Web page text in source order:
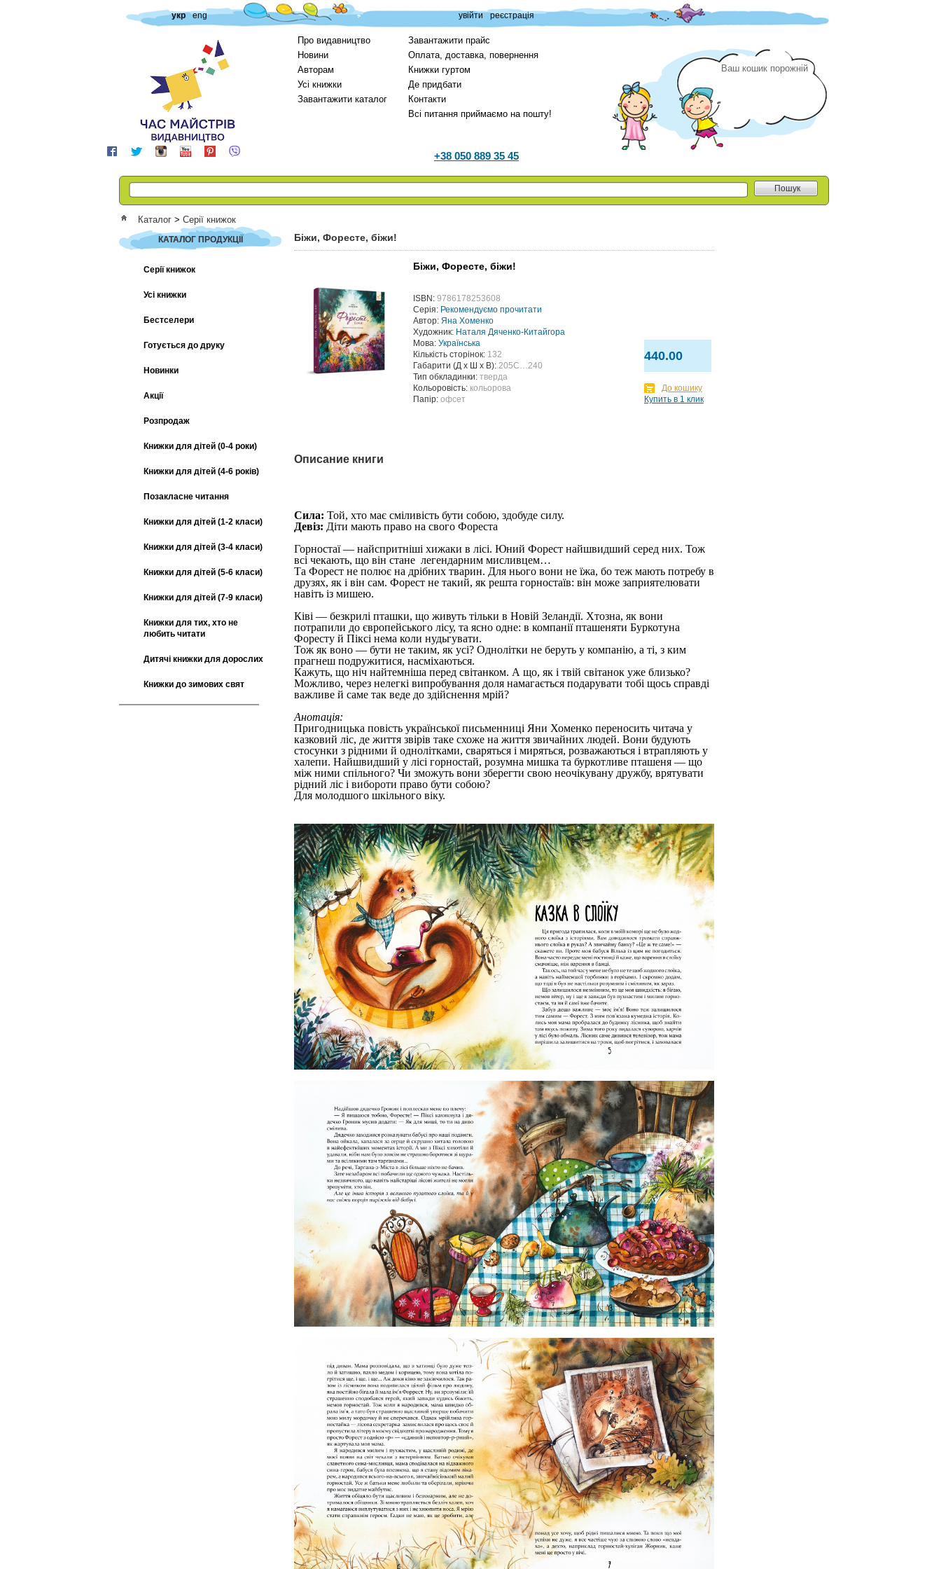
укр eng увійти реєстрація
Ваш кошик порожній
Про видавництво
Новини
Авторам
Усі книжки
Завантажити каталог
Завантажити прайс
Оплата, доставка, повернення
Книжки гуртом
Де придбати
Контакти
Всі питання приймаємо на пошту!
+38 050 889 35 45
Пошук
Каталог > Серії книжок
КАТАЛОГ ПРОДУКЦІЇ
Серії книжок
Усі книжки
Бестселери
Готується до друку
Новинки
Акції
Розпродаж
Книжки для дітей (0-4 роки)
Книжки для дітей (4-6 років)
Позакласне читання
Книжки для дітей (1-2 класи)
Книжки для дітей (3-4 класи)
Книжки для дітей (5-6 класи)
Книжки для дітей (7-9 класи)
Книжки для тих, хто не
любить читати
Дитячі книжки для дорослих
Книжки до зимових свят
Біжи, Форесте, біжи!
Біжи, Форесте, біжи!
ISBN: 9786178253608
Серія: Рекомендуємо прочитати
Автор: Яна Хоменко
Художник: Наталя Дяченко-Китайгора
Мова: Українська
Кількість сторінок: 132
Габарити (Д х Ш х В): 205С…240
Тип обкладинки: тверда
Кольоровість: кольорова
Папір: офсет
440.00
До кошику
Купить в 1 клик
Описание книги
Сила: Той, хто має сміливість бути собою, здобуде силу.
Девіз: Діти мають право на свого Фореста
Горностаї — найспритніші хижаки в лісі. Юний Форест найшвидший серед них. Тож
всі чекають, що він стане легендарним мисливцем…
Та Форест не полює на дрібних тварин. Для нього вони не їжа, бо теж мають потребу в
друзях, як і він сам. Форест не такий, як решта горностаїв: він може заприятелювати
навіть із мишею.
Ківі — безкрилі пташки, що живуть тільки в Новій Зеландії. Хтозна, як вони
потрапили до європейського лісу, та ясно одне: в компанії пташеняти Буркотуна
Форесту й Піксі нема коли нудьгувати.
Тож як воно — бути не таким, як усі? Однолітки не беруть у компанію, а ті, з ким
прагнеш подружитися, насміхаються.
Кажуть, що ніч найтемніша перед світанком. А що, як і твій світанок уже близько?
Можливо, через нелегкі випробування доля намагається подарувати тобі щось справді
важливе й саме так веде до здійснення мрій?
Анотація:
Пригодницька повість української письменниці Яни Хоменко переносить читача у
казковий ліс, де життя звірів таке схоже на життя звичайних людей. Вони будують
стосунки з рідними й однолітками, сваряться і миряться, розважаються і втрапляють у
халепи. Найшвидший у лісі горностай, розумна мишка та буркотливе пташеня — що
між ними спільного? Чи зможуть вони зберегти свою неочікувану дружбу, врятувати
рідний ліс і вибороти право бути собою?
Для молодшого шкільного віку.